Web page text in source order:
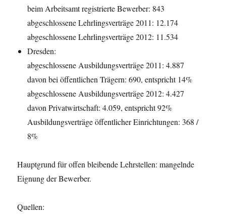
beim Arbeitsamt registrierte Bewerber: 843
abgeschlossene Lehrlingsverträge 2011: 12.174
abgeschlossene Lehrlingsverträge 2012: 11.534
Dresden:
abgeschlossene Ausbildungsverträge 2011: 4.887
davon bei öffentlichen Trägern: 690, entspricht 14%
abgeschlossene Ausbildungsverträge 2012: 4.427
davon Privatwirtschaft: 4.059, entspricht 92%
Ausbildungsverträge öffentlicher Einrichtungen: 368 /
8%
Hauptgrund für offen bleibende Lehrstellen: mangelnde
Eignung der Bewerber.
Quellen: